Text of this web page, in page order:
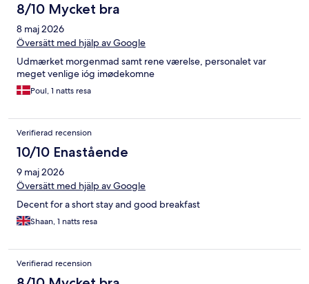
8/10 Mycket bra
8 maj 2026
Översätt med hjälp av Google
Udmærket morgenmad samt rene værelse, personalet var
meget venlige ióg imødekomne
Poul, 1 natts resa
Verifierad recension
10/10 Enastående
9 maj 2026
Översätt med hjälp av Google
Decent for a short stay and good breakfast
Shaan, 1 natts resa
Verifierad recension